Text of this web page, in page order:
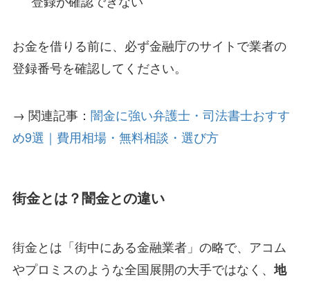
お金を借りる前に、必ず金融庁のサイトで業者の
登録番号を確認してください。
→ 関連記事： 闇金に強い弁護士・司法書士おすす
め9選｜費用相場・無料相談・選び方
街金とは？闇金との違い
街金とは「街中にある金融業者」の略で、アコム
やプロミスのような全国展開の大手ではなく、地